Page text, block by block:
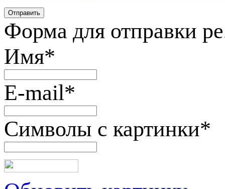
Форма для отправки
Имя*
E-mail*
Символы с картинки*